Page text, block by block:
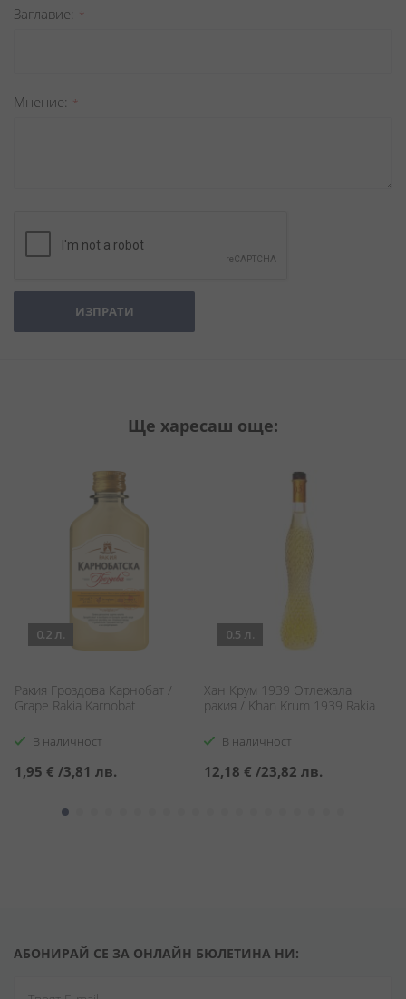
Заглавиe
Мнение
ИЗПРАТИ
Ще харесаш още:
0.2 л.
Ракия Гроздова Карнобат /
Grape Rakia Karnobat
В наличност
1,95 € /3,81 лв.
0.5 л.
Хан Крум 1939 Отлежала
ракия / Khan Krum 1939 Rakia
В наличност
12,18 € /23,82 лв.
АБОНИРАЙ СЕ ЗА ОНЛАЙН БЮЛЕТИНА НИ: